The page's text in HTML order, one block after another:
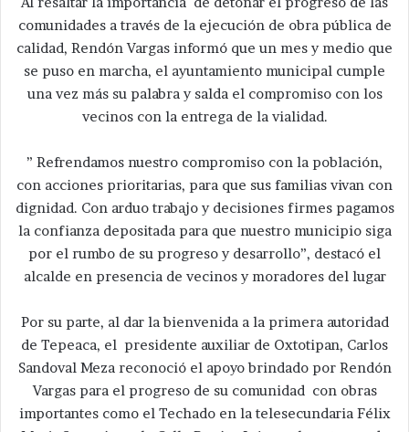
comunidades a través de la ejecución de obra pública de
calidad, Rendón Vargas informó que un mes y medio que
se puso en marcha, el ayuntamiento municipal cumple
una vez más su palabra y salda el compromiso con los
vecinos con la entrega de la vialidad.
” Refrendamos nuestro compromiso con la población,
con acciones prioritarias, para que sus familias vivan con
dignidad. Con arduo trabajo y decisiones firmes pagamos
la confianza depositada para que nuestro municipio siga
por el rumbo de su progreso y desarrollo”, destacó el
alcalde en presencia de vecinos y moradores del lugar
Por su parte, al dar la bienvenida a la primera autoridad
de Tepeaca, el presidente auxiliar de Oxtotipan, Carlos
Sandoval Meza reconoció el apoyo brindado por Rendón
Vargas para el progreso de su comunidad con obras
importantes como el Techado en la telesecundaria Félix